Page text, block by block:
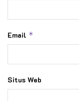
Email *
Situs Web